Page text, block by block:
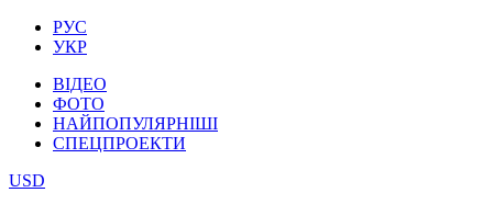
РУС
УКР
ВІДЕО
ФОТО
НАЙПОПУЛЯРНІШІ
СПЕЦПРОЕКТИ
USD